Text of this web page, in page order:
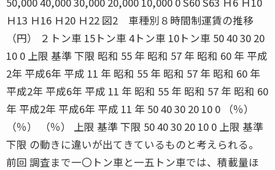
Ｈ13 Ｈ16 Ｈ20 Ｈ22 図2 車種別８時間制運賃の推移
（円） ２トン車 15トン車 4トン車 10トン車 50 40 30 20
10 0 上限 基準 下限 昭和 55 年 昭和 57 年 昭和 60 年 平成
2年 平成6年 平成 11 年 昭和 55 年 昭和 57 年 昭和 60 年
平成2年 平成6年 平成 11 年 昭和 55 年 昭和 57 年 昭和 60
年 平成2年 平成6年 平成 11 年 50 40 30 20 10 0 （％）
（％） （％） 上限 基準 下限 50 40 30 20 10 0 上限 基準
下限 の動きに違いが出てきているものと考えられる。
前回 調査まで一〇トン車と一五トン車では、積載量ほ